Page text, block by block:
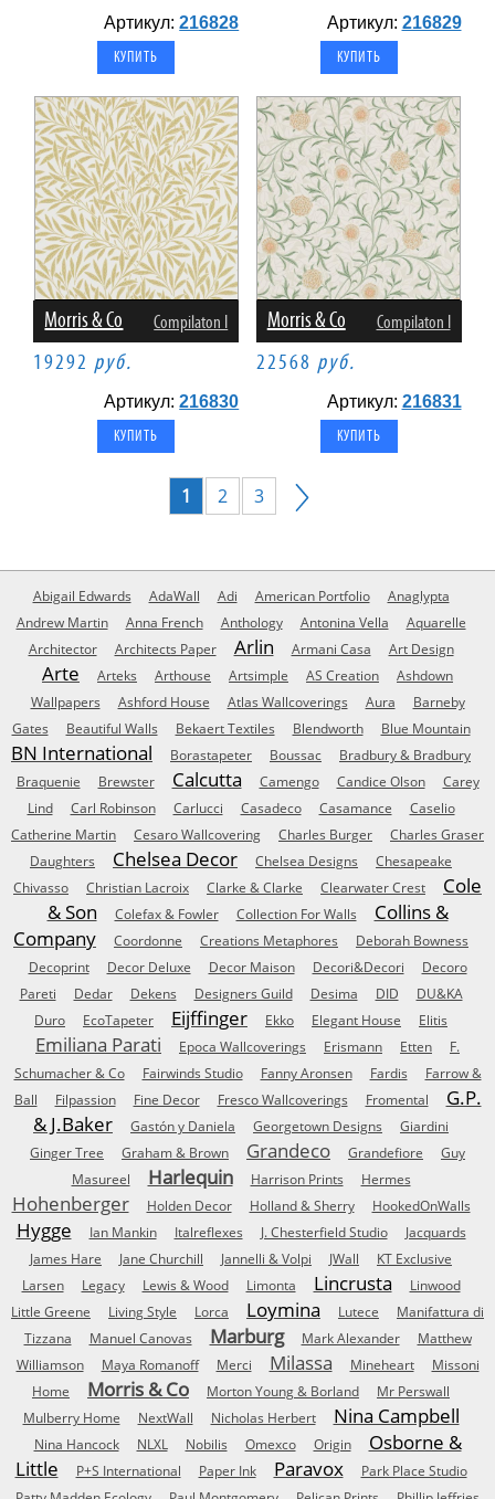
Артикул:216828 Артикул: 216829
Morris & Co Compilaton I
19292 руб.
Артикул:216830
Morris & Co Compilaton I
22568 руб.
Артикул: 216831
1 2 3
Abigail Edwards AdaWall Adi American Portfolio
Anaglypta
Andrew Martin
Anna French Anthology Antonina Vella
Aquarelle
Architector
Architects Paper Arlin Armani Casa Art Design
Arte Arteks Arthouse Artsimple AS Creation
Ashdown
Wallpapers
Ashford House Atlas Wallcoverings Aura
Barneby
Gates
Beautiful Walls Bekaert Textiles Blendworth Blue Mountain
BN International Borastapeter Boussac
Bradbury & Bradbury
Braquenie
Brewster Calcutta Camengo Candice Olson
Carey
Lind
Carl Robinson Carlucci Casadeco Casamance
Caselio
Catherine Martin
Cesaro Wallcovering Charles Burger
Charles Graser
Daughters
Chelsea Decor Chelsea Designs
Chesapeake
Chivasso
Christian Lacroix Clarke & Clarke Clearwater Crest
Cole
& Son
Colefax & Fowler Collection For Walls
Collins &
Company
Coordonne Creations Metaphores
Deborah Bowness
Decoprint
Decor Deluxe Decor Maison Decori&Decori
Decoro
Pareti
Dedar Dekens Designers Guild Desima DID
DU&KA
Duro
EcoTapeter Eijffinger Ekko Elegant House Elitis
Emiliana Parati Epoca Wallcoverings Erismann Etten
F.
Schumacher & Co
Fairwinds Studio Fanny Aronsen Fardis
Farrow &
Ball
Filpassion Fine Decor Fresco Wallcoverings Fromental
G.P.
& J.Baker
Gastón y Daniela Georgetown Designs
Giardini
Ginger Tree
Graham & Brown Grandeco Grandefiore
Guy
Masureel
Harlequin Harrison Prints Hermes
Hohenberger Holden Decor Holland & Sherry HookedOnWalls
Hygge Ian Mankin Italreflexes J. Chesterfield Studio
Jacquards
James Hare
Jane Churchill Jannelli & Volpi JWall
KT Exclusive
Larsen
Legacy Lewis & Wood Limonta Lincrusta
Linwood
Little Greene
Living Style Lorca Loymina Lutece
Manifattura di
Tizzana
Manuel Canovas Marburg Mark Alexander
Matthew
Williamson
Maya Romanoff Merci Milassa Mineheart
Missoni
Home
Morris & Co Morton Young & Borland
Mr Perswall
Mulberry Home
NextWall Nicholas Herbert Nina Campbell
Nina Hancock NLXL Nobilis Omexco Origin
Osborne &
Little
P+S International Paper Ink Paravox
Park Place Studio